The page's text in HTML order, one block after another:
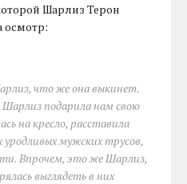
Шарлиз Терон
осмотр:
что же она выкинет.
Шарлиз подарила нам свою
на кресло, расставила
уродливых мужских трусов,
Впрочем, это же Шарлиз,
выглядеть в них